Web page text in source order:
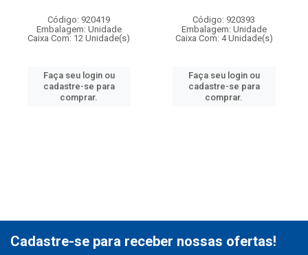
Código: 920419
Embalagem: Unidade
Caixa Com: 12 Unidade(s)
Faça seu login ou
cadastre-se para
comprar.
Código: 920393
Embalagem: Unidade
Caixa Com: 4 Unidade(s)
Faça seu login ou
cadastre-se para
comprar.
Cadastre-se para receber nossas ofertas!